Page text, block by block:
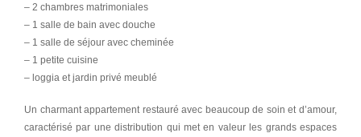
– 2 chambres matrimoniales
– 1 salle de bain avec douche
– 1 salle de séjour avec cheminée
– 1 petite cuisine
– loggia et jardin privé meublé
Un charmant appartement restauré avec beaucoup de soin et d’amour,
caractérisé par une distribution qui met en valeur les grands espaces